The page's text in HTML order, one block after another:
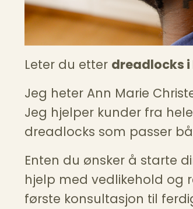
Leter du etter dreadlocks i
Jeg heter Ann Marie
Jeg hjelper kunder fra
dreadlocks som passer
Enten du ønsker å starte
hjelp med vedlikehold og
første konsultasjon til